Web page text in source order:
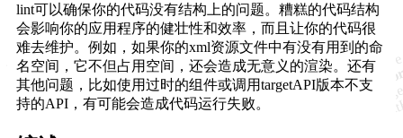
lint可以确保你的代码没有结构上的问题。糟糕的代码结构
会影响你的应用程序的健壮性和效率，而且让你的代码很
难去维护。例如，如果你的xml资源文件中有没有用到的命
名空间，它不但占用空间，还会造成无意义的渲染。还有
其他问题，比如使用过时的组件或调用targetAPI版本不支
持的API，有可能会造成代码运行失败。